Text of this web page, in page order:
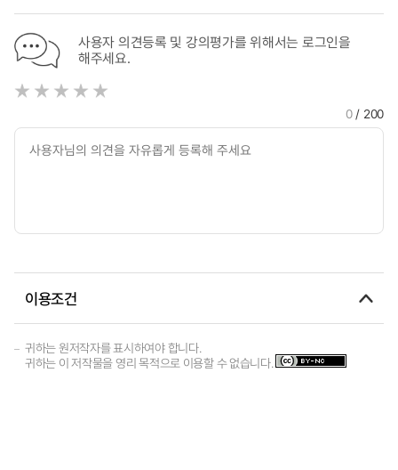
사용자 의견등록 및 강의평가를 위해서는 로그인을
해주세요.
0/ 200
이용조건
귀하는 원저작자를 표시하여야 합니다.
귀하는 이 저작물을 영리 목적으로 이용할 수 없습니다.